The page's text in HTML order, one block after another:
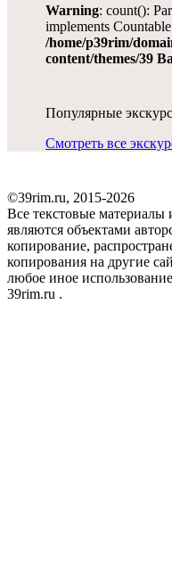
Warning: count():
implements
/home/p39rim/
content/themes/39
Популярные
Смотреть все
©39rim.ru, 2015-2026
Все текстовые материалы
являются объектами
копирование,
копирования на другие
любое иное
39rim.ru .